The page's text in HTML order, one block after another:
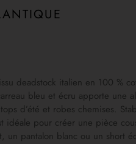
deadstock italien en 100 %
bleu et écru apporte une
d’été et robes chemises.
idéale pour créer une pièce
un pantalon blanc ou un short